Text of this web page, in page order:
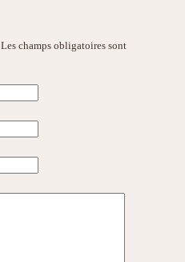
Les champs obligatoires sont